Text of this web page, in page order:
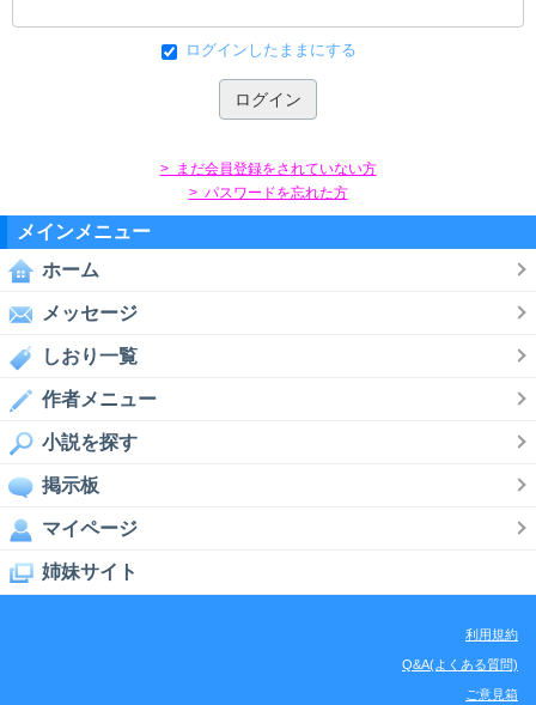
ログインしたままにする
> まだ会員登録をされていない方
> パスワードを忘れた方
メインメニュー
ホーム
メッセージ
しおり一覧
作者メニュー
小説を探す
掲示板
マイページ
姉妹サイト
利用規約
Q&A(よくある質問)
ご意見箱